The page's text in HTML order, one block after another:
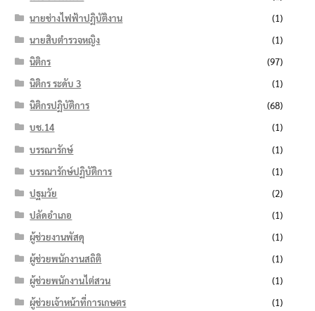
นายช่างไฟฟ้าปฏิบัติงาน
(1)
นายสิบตำรวจหญิง
(1)
นิติกร
(97)
นิติกร ระดับ 3
(1)
นิติกรปฏิบัติการ
(68)
บช.14
(1)
บรรณารักษ์
(1)
บรรณารักษ์ปฏิบัติการ
(1)
ปฐมวัย
(2)
ปลัดอำเภอ
(1)
ผู้ช่วยงานพัสดุ
(1)
ผู้ช่วยพนักงานสถิติ
(1)
ผู้ช่วยพนักงานไต่สวน
(1)
ผู้ช่วยเจ้าหน้าที่การเกษตร
(1)